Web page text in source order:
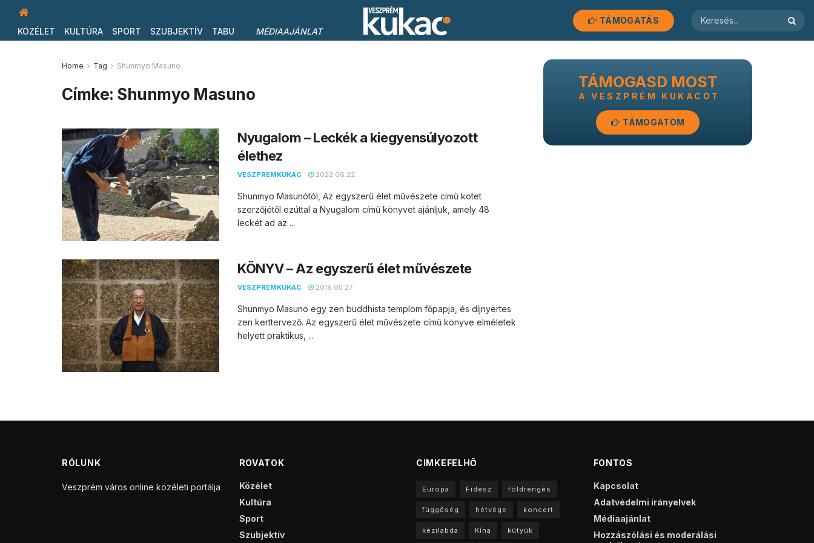
KÖZÉLET KULTÚRA SPORT SZUBJEKTÍV TABU MÉDIAAJÁNLAT
TÁMOGATÁS
Home Tag Shunmyo Masuno
Címke: Shunmyo Masuno
Nyugalom – Leckék a kiegyensúlyozott
élethez
VESZPREMKUKAC 2022.06.22.
Shunmyo Masunótól, Az egyszerű élet művészete című kötet
szerzőjétől ezúttal a Nyugalom című könyvet ajánljuk, amely 48
leckét ad az ...
KÖNYV – Az egyszerű élet művészete
VESZPREMKUKAC 2019.05.27.
Shunmyo Masuno egy zen buddhista templom főpapja, és díjnyertes
zen kerttervező. Az egyszerű élet művészete című könyve elméletek
helyett praktikus, ...
TÁMOGASD MOST
A VESZPRÉM KUKACOT
TÁMOGATOM
RÓLUNK
Veszprém város online közéleti portálja
ROVATOK
Közélet
Kultúra
Sport
Szubjektív
CIMKEFELHŐ
Europa Fidesz földrengés
függőség hétvége koncert
kézilabda Kína kütyük
FONTOS
Kapcsolat
Adatvédelmi irányelvek
Médiaajánlat
Hozzászólási és moderálási